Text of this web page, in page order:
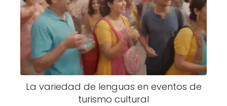
La variedad de lenguas en eventos de
turismo cultural